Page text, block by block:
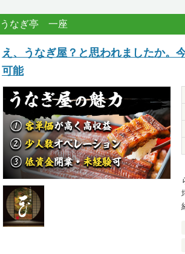
うなぎ亭 一座
え、うなぎ屋？と思われましたか。
可能